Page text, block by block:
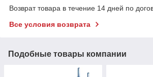
Возврат товара в течение 14 дней по
Все условия возврата
Подобные товары компании